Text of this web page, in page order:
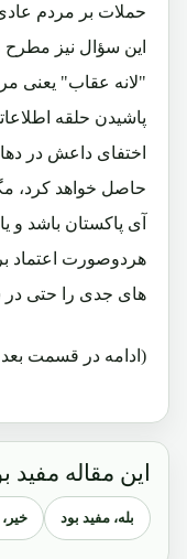
حملات بر مردم عادی
این سؤال نیز
"لانه عقاب" یعنی
پاشیدن حلقه
اختفای داعش در
حاصل خواهد کرد،
آی پاکستان باشد و
هردوصورت اعتماد
های جدی را حتی در
(ادامه در قسمت
این مقاله مفید
بله، مفید بود خیر،